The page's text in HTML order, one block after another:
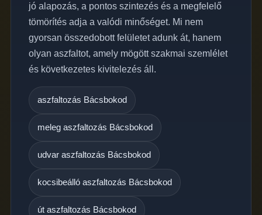
jó alapozás, a pontos szintezés és a megfelelő
tömörítés adja a valódi minőséget. Mi nem
gyorsan összedobott felületet adunk át, hanem
olyan aszfaltot, amely mögött szakmai szemlélet
és következetes kivitelezés áll.
aszfaltozás Bácsbokod
meleg aszfaltozás Bácsbokod
udvar aszfaltozás Bácsbokod
kocsibeálló aszfaltozás Bácsbokod
út aszfaltozás Bácsbokod